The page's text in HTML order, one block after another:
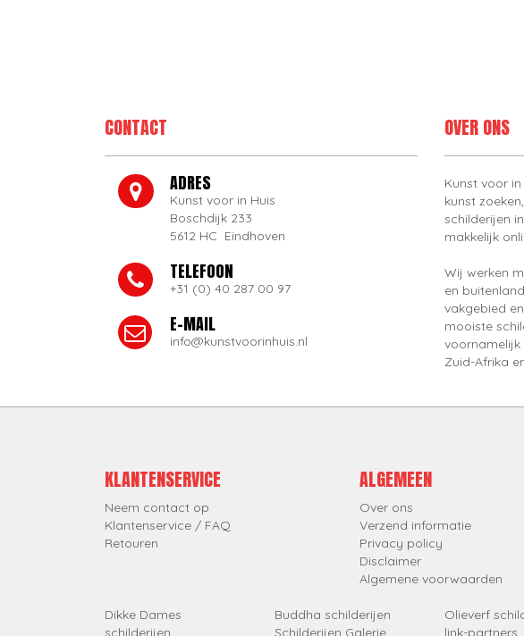
CONTACT
ADRES
Kunst voor in Huis
Boschdijk 233
5612 HC Eindhoven
TELEFOON
+31 (0) 40 287 00 97
E-MAIL
info@kunstvoorinhuis.nl
OVER ONS
Kunst voor
kunst
schilderijen
makkelijk
Wij werken
en
vakgebied
mooiste
voornamelijk
Zuid-Afrika
KLANTENSERVICE
Neem contact op
Klantenservice / FAQ
Retouren
ALGEMEEN
Over ons
Verzend informatie
Privacy policy
Disclaimer
Algemene voorwaarden
Dikke Dames
schilderijen
Buddha schilderijen
Schilderijen Galerie
Olieverf
link-partners